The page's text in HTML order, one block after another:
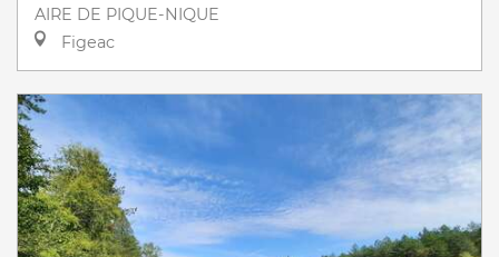
AIRE DE PIQUE-NIQUE
Figeac